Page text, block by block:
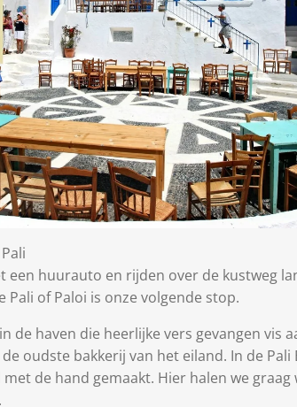
een huurauto en rijden over de kustweg
Pali of Paloi is onze volgende stop.
de haven die heerlijke vers gevangen vis
oudste bakkerij van het eiland. In de
de hand gemaakt. Hier halen we